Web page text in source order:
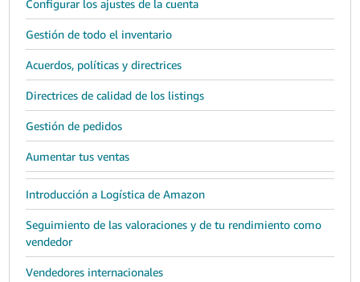
Configurar los ajustes de la cuenta
Gestión de todo el inventario
Acuerdos, políticas y directrices
Directrices de calidad de los listings
Gestión de pedidos
Aumentar tus ventas
Introducción a Logística de Amazon
Seguimiento de las valoraciones y de tu rendimiento como
vendedor
Vendedores internacionales